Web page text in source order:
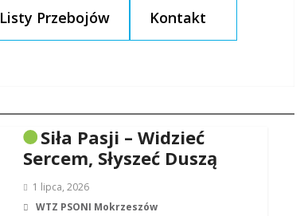
Listy Przebojów Kontakt
Siła Pasji – Widzieć
Sercem, Słyszeć Duszą
1 lipca, 2026
WTZ PSONI Mokrzeszów